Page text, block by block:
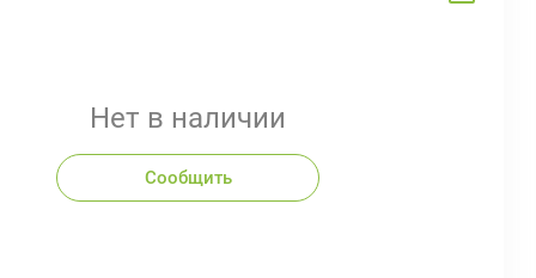
Нет в наличии
Сообщить